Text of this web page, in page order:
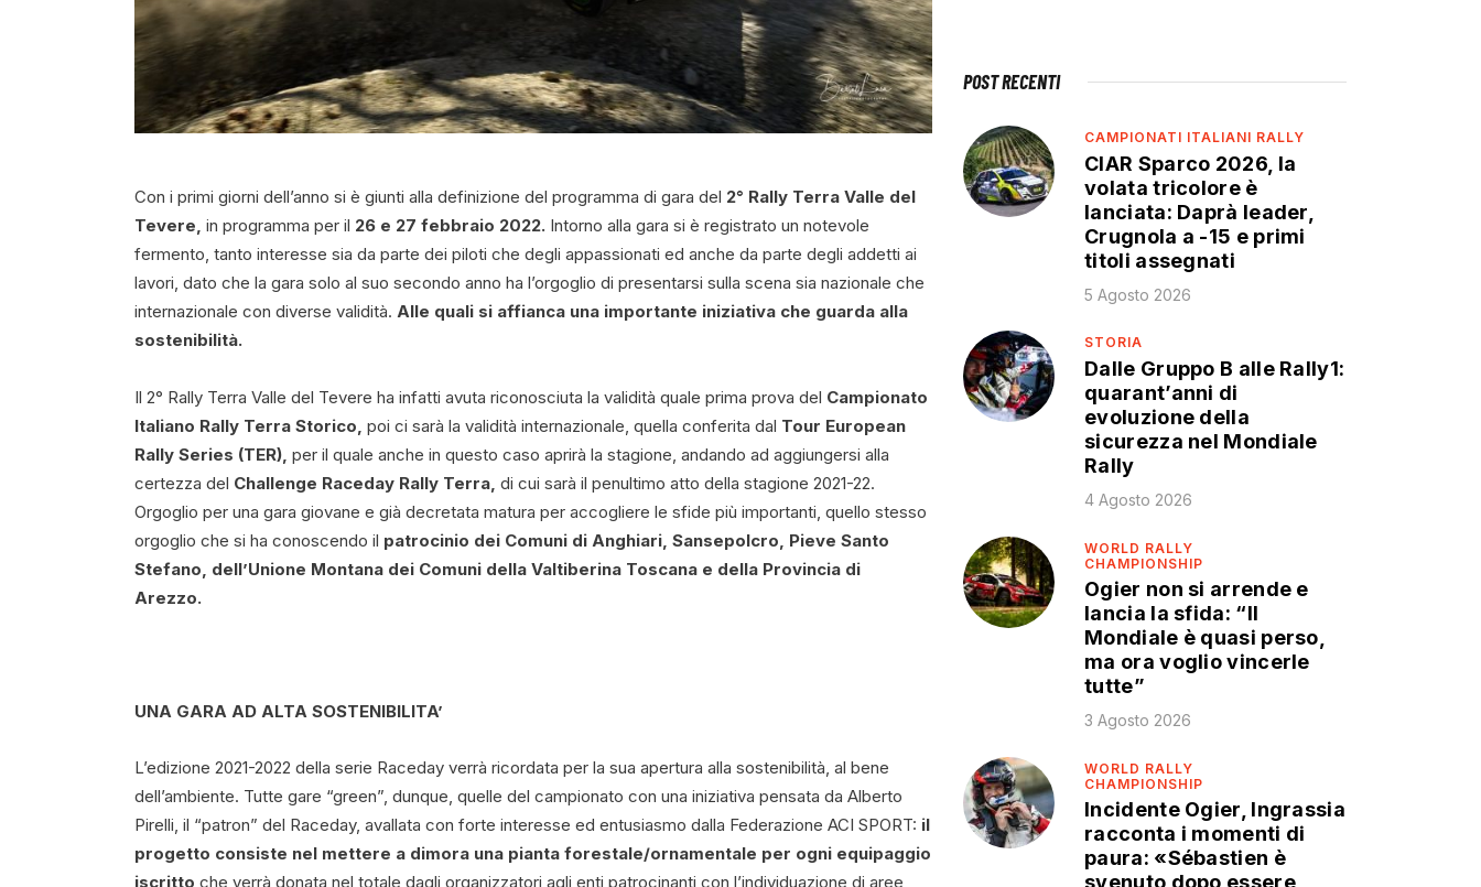
Con i primi giorni dell’anno si è giunti alla definizione del programma di gara del 2° Rally Terra Valle del
Tevere, in programma per il 26 e 27 febbraio 2022. Intorno alla gara si è registrato un notevole
fermento, tanto interesse sia da parte dei piloti che degli appassionati ed anche da parte degli addetti ai
lavori, dato che la gara solo al suo secondo anno ha l’orgoglio di presentarsi sulla scena sia nazionale che
internazionale con diverse validità. Alle quali si affianca una importante iniziativa che guarda alla
sostenibilità.
Il 2° Rally Terra Valle del Tevere ha infatti avuta riconosciuta la validità quale prima prova del Campionato
Italiano Rally Terra Storico, poi ci sarà la validità internazionale, quella conferita dal Tour European
Rally Series (TER), per il quale anche in questo caso aprirà la stagione, andando ad aggiungersi alla
certezza del Challenge Raceday Rally Terra, di cui sarà il penultimo atto della stagione 2021-22.
Orgoglio per una gara giovane e già decretata matura per accogliere le sfide più importanti, quello stesso
orgoglio che si ha conoscendo il patrocinio dei Comuni di Anghiari, Sansepolcro, Pieve Santo
Stefano, dell’Unione Montana dei Comuni della Valtiberina Toscana e della Provincia di
Arezzo.
UNA GARA AD ALTA SOSTENIBILITA’
L’edizione 2021-2022 della serie Raceday verrà ricordata per la sua apertura alla sostenibilità, al bene
dell’ambiente. Tutte gare “green”, dunque, quelle del campionato con una iniziativa pensata da Alberto
Pirelli, il “patron” del Raceday, avallata con forte interesse ed entusiasmo dalla Federazione ACI SPORT: il
progetto consiste nel mettere a dimora una pianta forestale/ornamentale per ogni equipaggio
iscritto che verrà donata nel totale dagli organizzatori agli enti patrocinanti con l’individuazione di aree
POST RECENTI
CAMPIONATI ITALIANI RALLY
CIAR Sparco 2026, la
volata tricolore è
lanciata: Daprà leader,
Crugnola a -15 e primi
titoli assegnati
5 Agosto 2026
STORIA
Dalle Gruppo B alle Rally1:
quarant’anni di
evoluzione della
sicurezza nel Mondiale
Rally
4 Agosto 2026
WORLD RALLY
CHAMPIONSHIP
Ogier non si arrende e
lancia la sfida: “Il
Mondiale è quasi perso,
ma ora voglio vincerle
tutte”
3 Agosto 2026
WORLD RALLY
CHAMPIONSHIP
Incidente Ogier, Ingrassia
racconta i momenti di
paura: «Sébastien è
svenuto dopo essere